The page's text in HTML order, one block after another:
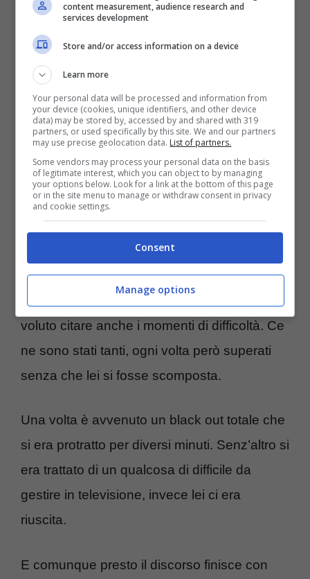
Parlando a SuperGuida Tv
presentatrice televisiva di Sulmona
detto di essere rimasta molto contenta di
quella che è stata la versione 2023 del
programma che conduce ormai dal non più
vicino 2005. Da lì in poi in effetti ogni cosa è
sempre andata bene.
solamente due stagioni di
pausa, nel 2008 e nel 2015.Per il resto è
sempre stato un trionfo. E la Carlucci ha
voluto citare anche i momenti di difficoltà. Ce
ne sono stati tanti, ogni volta però superati
senza che lei si fosse scomposta.
Una volta è avvenuto un black out totale che
si era protratto per diversi minuti. Senz’altro si
era trattato di un qualcosa di difficile da
gestire in televisione, invece lei ci era
riuscita.
E comunque presto il discorso finisce con
content measurement, audience research and
services development
Store and/or access information on a device
Learn more
Your personal data will be processed and information from
your device (cookies, unique identifiers, and other device
data) may be stored by, accessed by and shared with 319
partners, or used specifically by this site. We and our partners
may use precise geolocation data. List of partners.
Some vendors may process your personal data on the basis
of legitimate interest, which you can object to by managing
your options below. Look for a link at the bottom of this page
or in the site menu to manage or withdraw consent in privacy
and cookie settings.
Consent
Manage options